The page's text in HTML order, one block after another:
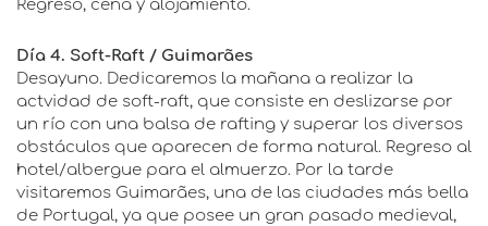
Regreso, cena y alojamiento.
Día 4. Soft-Raft / Guimarães
Desayuno. Dedicaremos la mañana a realizar la
actvidad de soft-raft, que consiste en deslizarse por
un río con una balsa de rafting y superar los diversos
obstáculos que aparecen de forma natural. Regreso al
hotel/albergue para el almuerzo. Por la tarde
visitaremos Guimarães, una de las ciudades más bella
de Portugal, ya que posee un gran pasado medieval,